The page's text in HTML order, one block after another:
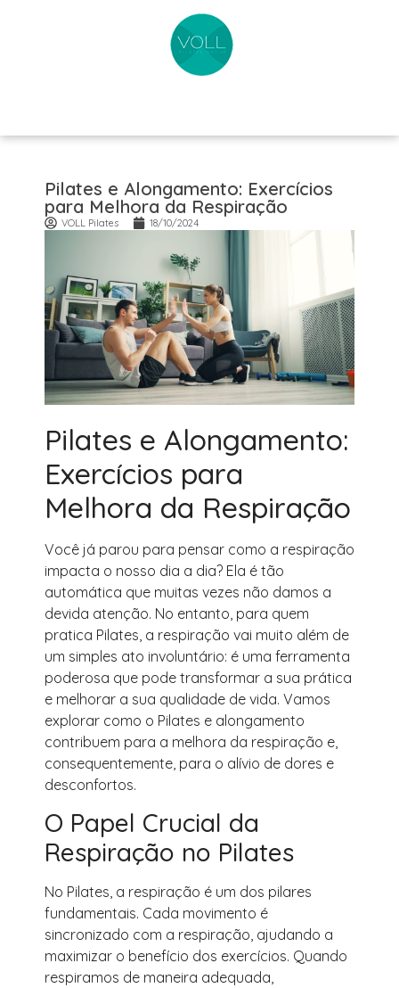
Pilates e Alongamento: Exercícios
para Melhora da Respiração
VOLL Pilates 18/10/2024
Pilates e Alongamento:
Exercícios para
Melhora da Respiração
Você já parou para pensar como a respiração
impacta o nosso dia a dia? Ela é tão
automática que muitas vezes não damos a
devida atenção. No entanto, para quem
pratica Pilates, a respiração vai muito além de
um simples ato involuntário: é uma ferramenta
poderosa que pode transformar a sua prática
e melhorar a sua qualidade de vida. Vamos
explorar como o Pilates e alongamento
contribuem para a melhora da respiração e,
consequentemente, para o alívio de dores e
desconfortos.
O Papel Crucial da
Respiração no Pilates
No Pilates, a respiração é um dos pilares
fundamentais. Cada movimento é
sincronizado com a respiração, ajudando a
maximizar o benefício dos exercícios. Quando
respiramos de maneira adequada,